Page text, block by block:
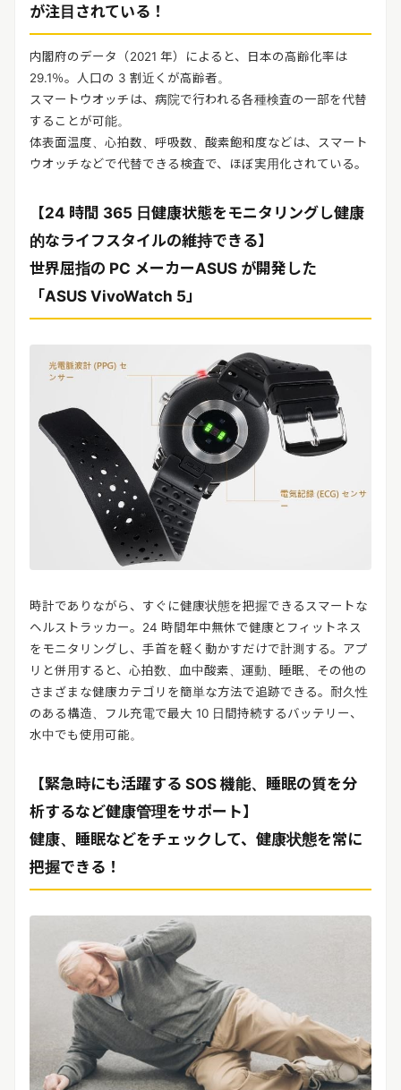
が注目されている！
内閣府のデータ（2021 年）によると、日本の高齢化率は
29.1％。人口の 3 割近くが高齢者。
スマートウオッチは、病院で行われる各種検査の一部を代替
することが可能。
体表面温度、心拍数、呼吸数、酸素飽和度などは、スマート
ウオッチなどで代替できる検査で、ほぼ実用化されている。
【24 時間 365 日健康状態をモニタリングし健康
的なライフスタイルの維持できる】
世界屈指の PC メーカーASUS が開発した
「ASUS VivoWatch 5」
時計でありながら、すぐに健康状態を把握できるスマートな
ヘルストラッカー。24 時間年中無休で健康とフィットネス
をモニタリングし、手首を軽く動かすだけで計測する。アプ
リと併用すると、心拍数、血中酸素、運動、睡眠、その他の
さまざまな健康カテゴリを簡単な方法で追跡できる。耐久性
のある構造、フル充電で最大 10 日間持続するバッテリー、
水中でも使用可能。
【緊急時にも活躍する SOS 機能、睡眠の質を分
析するなど健康管理をサポート】
健康、睡眠などをチェックして、健康状態を常に
把握できる！